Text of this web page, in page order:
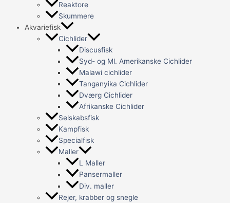
Reaktore
Skummere
Akvariefisk
Cichlider
Discusfisk
Syd- og Ml. Amerikanske Cichlider
Malawi cichlider
Tanganyika Cichlider
Dværg Cichlider
Afrikanske Cichlider
Selskabsfisk
Kampfisk
Specialfisk
Maller
L Maller
Pansermaller
Div. maller
Rejer, krabber og snegle